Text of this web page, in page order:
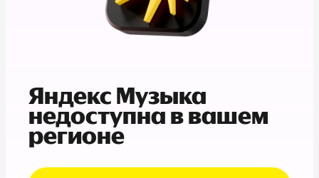
Яндекс Музыка
недоступна в вашем
регионе